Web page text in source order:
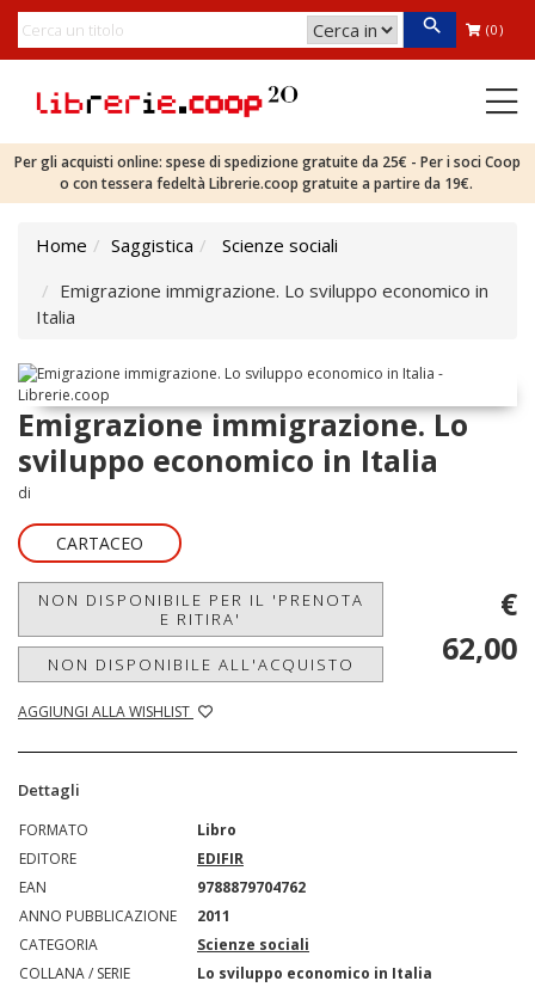
(0)
Per gli acquisti online: spese di spedizione gratuite da 25€ - Per i soci Coop
o con tessera fedeltà Librerie.coop gratuite a partire da 19€.
Home Saggistica
Scienze sociali
Emigrazione immigrazione. Lo sviluppo economico in
Italia
Emigrazione immigrazione. Lo
sviluppo economico in Italia
di
CARTACEO
NON DISPONIBILE PER IL 'PRENOTA
E RITIRA'
NON DISPONIBILE ALL'ACQUISTO
AGGIUNGI ALLA WISHLIST
€
62,00
Dettagli
FORMATO
Libro
EDITORE
EDIFIR
EAN
9788879704762
ANNO PUBBLICAZIONE
2011
CATEGORIA
Scienze sociali
COLLANA / SERIE
Lo sviluppo economico in Italia